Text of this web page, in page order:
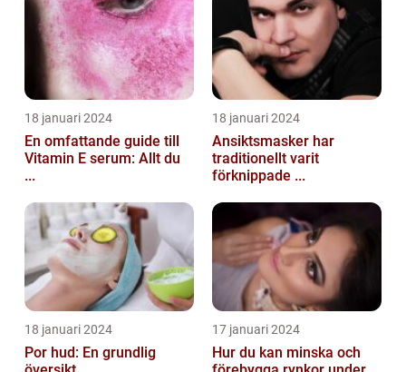
18 januari 2024
En omfattande guide till
Vitamin E serum: Allt du
...
18 januari 2024
Ansiktsmasker har
traditionellt varit
förknippade ...
18 januari 2024
Por hud: En grundlig
17 januari 2024
Hur du kan minska och